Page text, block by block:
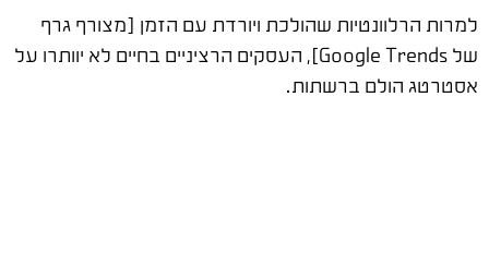
למרות הרלוונטיות שהולכת ויורדת עם הזמן [מצורף גרף
של Google Trends], העסקים הרציניים בחיים לא יוותרו על
אסטרטג הולם ברשתות.